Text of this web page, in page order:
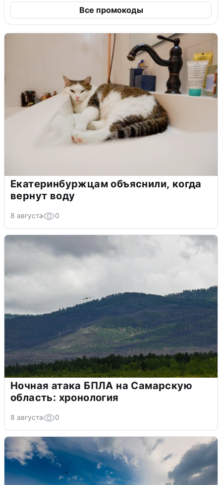
Все промокоды
Екатеринбуржцам объяснили, когда
вернут воду
8 августа 0
Ночная атака БПЛА на Самарскую
область: хронология
8 августа 0